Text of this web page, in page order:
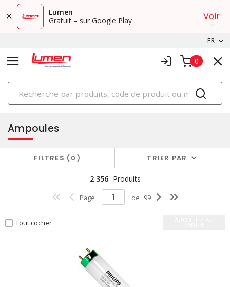
Lumen
Gratuit – sur Google Play
Voir
FR
0
PRODUITS
éclairage
Ampoules
FILTRES 0 TRIER PAR
2 356 Produits
Page de 99
Tout cocher